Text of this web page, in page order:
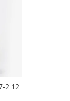
2 12